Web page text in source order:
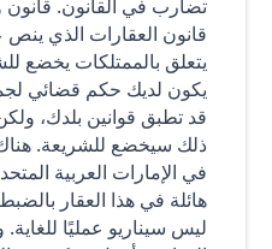
تضارب في القانون.
قانون العقارات الذي
يتعلق بالممتلكات يخضع
يكون لديك حكم قضائي
قد تطبق قوانين بلدك،
ذلك سيخضع للشريعة.
في الإمارات العربية
هائلة في هذا العقار
ليس سيناريو عمليًا